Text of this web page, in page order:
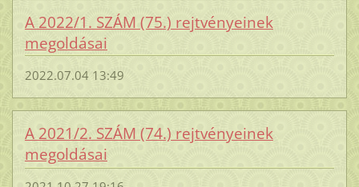
A 2022/1. SZÁM (75.) rejtvényeinek
megoldásai
2022.07.04 13:49
A 2021/2. SZÁM (74.) rejtvényeinek
megoldásai